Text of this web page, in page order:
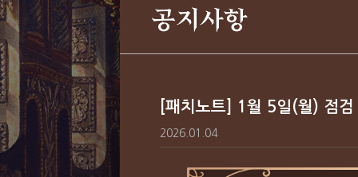
공지사항
[패치노트] 1월 5일(월) 점
2026.01.04